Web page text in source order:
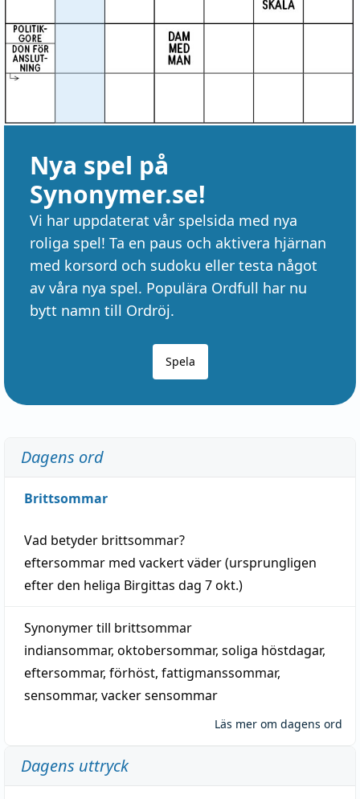
Nya spel på
Synonymer.se!
Vi har uppdaterat vår spelsida med nya
roliga spel! Ta en paus och aktivera hjärnan
med korsord och sudoku eller testa något
av våra nya spel. Populära Ordfull har nu
bytt namn till Ordröj.
Spela
Dagens ord
Brittsommar
Vad betyder brittsommar?
eftersommar med vackertväder(ursprungligen
efter den heliga Birgittas dag 7 okt.)
Synonymer till brittsommar
indiansommar, oktobersommar, soliga höstdagar,
eftersommar, förhöst, fattigmanssommar,
sensommar, vacker sensommar
Läs mer om dagens ord
Dagens uttryck